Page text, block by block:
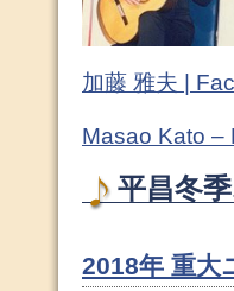
加藤 雅夫 |
Masao Kato –
平昌冬
2018年 重大